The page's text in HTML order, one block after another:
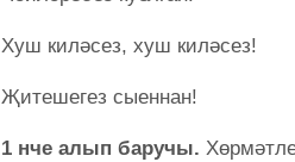
Хуш киләсез, хуш киләсез!
Җитешегез сыеннан!
1 нче алып баручы.